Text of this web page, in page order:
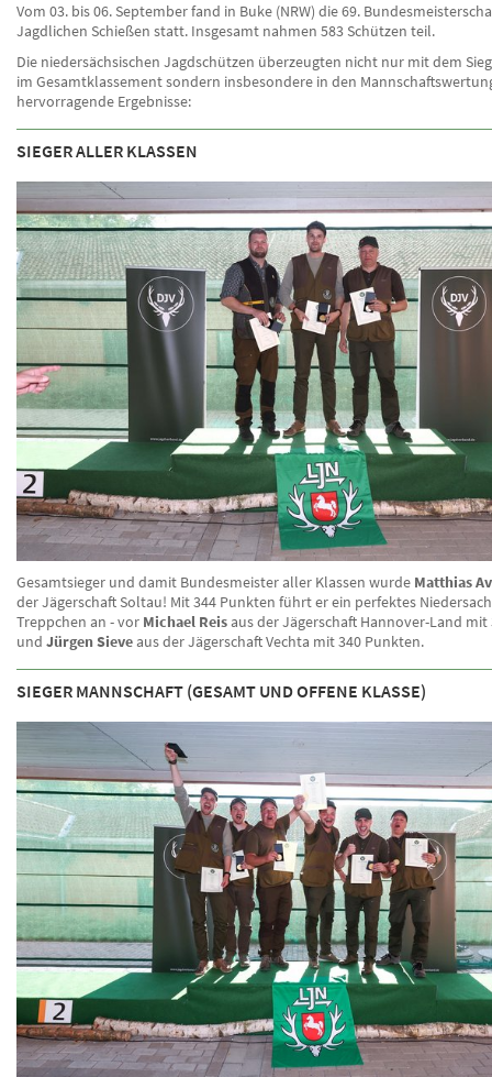
Vom 03. bis 06. September fand in Buke (NRW) die 69.
Jagdlichen Schießen statt. Insgesamt nahmen 583 Schützen teil.
Die niedersächsischen Jagdschützen überzeugten nicht nur mit dem
im Gesamtklassement sondern insbesondere in den
hervorragende Ergebnisse:
SIEGER ALLER KLASSEN
Gesamtsieger und damit Bundesmeister aller Klassen wurde Matthias
der Jägerschaft Soltau! Mit 344 Punkten führt er ein perfektes
Treppchen an - vor Michael Reisaus der Jägerschaft Hannover-Land
und Jürgen Sieveaus der Jägerschaft Vechta mit 340 Punkten.
SIEGER MANNSCHAFT (GESAMT UND OFFENE KLASSE)